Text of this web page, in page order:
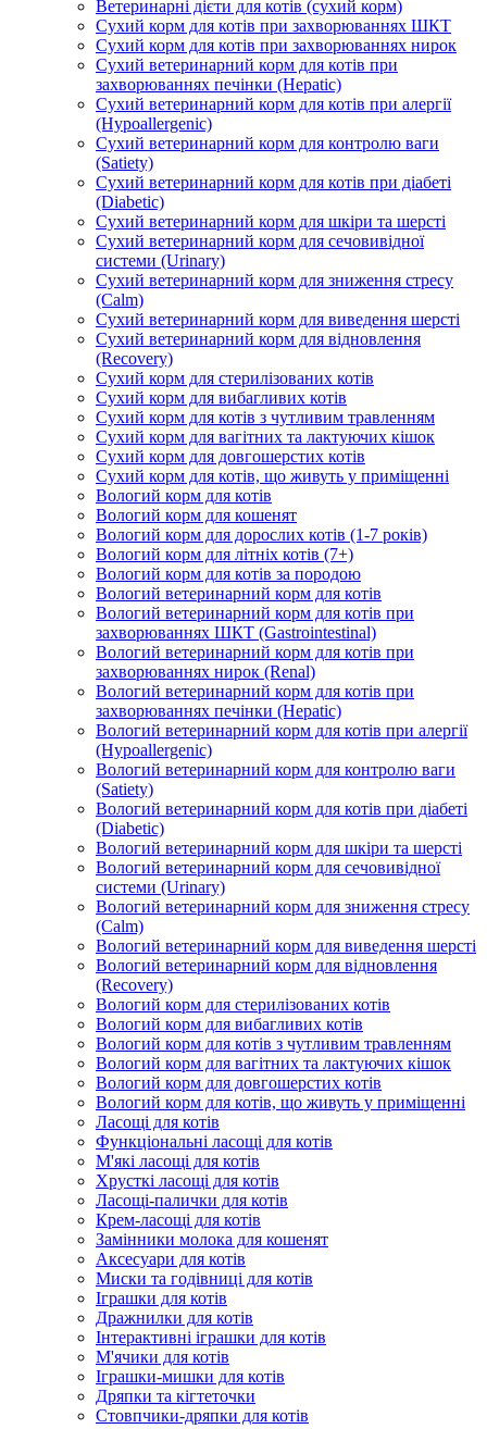
Ветеринарні дієти для котів (сухий корм)
Сухий корм для котів при захворюваннях ШКТ
Сухий корм для котів при захворюваннях нирок
Сухий ветеринарний корм для котів при
захворюваннях печінки (Hepatic)
Сухий ветеринарний корм для котів при алергії
(Hypoallergenic)
Сухий ветеринарний корм для контролю ваги
(Satiety)
Сухий ветеринарний корм для котів при діабеті
(Diabetic)
Сухий ветеринарний корм для шкіри та шерсті
Сухий ветеринарний корм для сечовивідної
системи (Urinary)
Сухий ветеринарний корм для зниження стресу
(Calm)
Сухий ветеринарний корм для виведення шерсті
Сухий ветеринарний корм для відновлення
(Recovery)
Сухий корм для стерилізованих котів
Сухий корм для вибагливих котів
Сухий корм для котів з чутливим травленням
Сухий корм для вагітних та лактуючих кішок
Сухий корм для довгошерстих котів
Сухий корм для котів, що живуть у приміщенні
Вологий корм для котів
Вологий корм для кошенят
Вологий корм для дорослих котів (1-7 років)
Вологий корм для літніх котів (7+)
Вологий корм для котів за породою
Вологий ветеринарний корм для котів
Вологий ветеринарний корм для котів при
захворюваннях ШКТ (Gastrointestinal)
Вологий ветеринарний корм для котів при
захворюваннях нирок (Renal)
Вологий ветеринарний корм для котів при
захворюваннях печінки (Hepatic)
Вологий ветеринарний корм для котів при алергії
(Hypoallergenic)
Вологий ветеринарний корм для контролю ваги
(Satiety)
Вологий ветеринарний корм для котів при діабеті
(Diabetic)
Вологий ветеринарний корм для шкіри та шерсті
Вологий ветеринарний корм для сечовивідної
системи (Urinary)
Вологий ветеринарний корм для зниження стресу
(Calm)
Вологий ветеринарний корм для виведення шерсті
Вологий ветеринарний корм для відновлення
(Recovery)
Вологий корм для стерилізованих котів
Вологий корм для вибагливих котів
Вологий корм для котів з чутливим травленням
Вологий корм для вагітних та лактуючих кішок
Вологий корм для довгошерстих котів
Вологий корм для котів, що живуть у приміщенні
Ласощі для котів
Функціональні ласощі для котів
М'які ласощі для котів
Хрусткі ласощі для котів
Ласощі-палички для котів
Крем-ласощі для котів
Замінники молока для кошенят
Аксесуари для котів
Миски та годівниці для котів
Іграшки для котів
Дражнилки для котів
Інтерактивні іграшки для котів
М'ячики для котів
Іграшки-мишки для котів
Дряпки та кігтеточки
Стовпчики-дряпки для котів